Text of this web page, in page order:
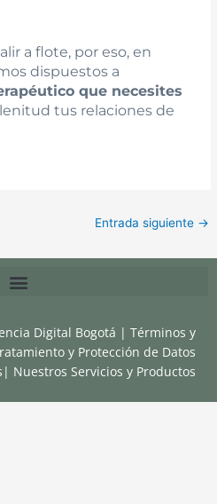
a flote, por eso, en
dispuestos a
que necesites
tus relaciones de
Entrada siguiente →
Digital Bogotá |Términos y
y Protección de Datos
| Nuestros Servicios y Productos